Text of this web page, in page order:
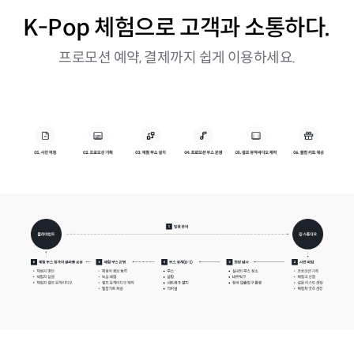
K-Pop 체험으로 고객과 소통하다.
프로모션 예약, 결제까지 쉽게 이용하세요.